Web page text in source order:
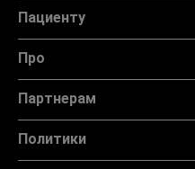
Пациенту
Про
Партнерам
Политики